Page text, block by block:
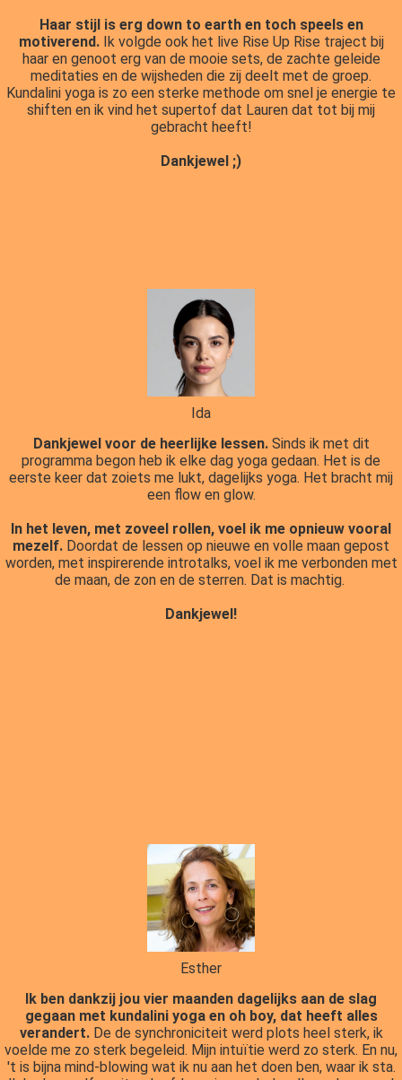
Haar stijl is erg down to earth en toch speels en
motiverend.Ik volgde ook het live Rise Up Rise traject bij
haar en genoot erg van de mooie sets, de zachte geleide
meditaties en de wijsheden die zij deelt met de groep.
Kundalini yoga is zo een sterke methode om snel je energie te
shiften en ik vind het supertof dat Lauren dat tot bij mij
gebracht heeft!
Dankjewel ;)
Ida
Dankjewel voor de heerlijke lessen.Sinds ik met dit
programma begon heb ik elke dag yoga gedaan. Het is de
eerste keer dat zoiets me lukt, dagelijks yoga. Het bracht mij
een flow en glow.
In het leven, met zoveel rollen, voel ik me opnieuw vooral
mezelf. Doordat de lessen op nieuwe en volle maan gepost
worden, met inspirerende introtalks, voel ik me verbonden met
de maan, de zon en de sterren. Dat is machtig.
Dankjewel!
Esther
Ik ben dankzij jou vier maanden dagelijks aan de slag
gegaan met kundalini yoga en oh boy, dat heeft alles
verandert.De de synchroniciteit werd plots heel sterk, ik
voelde me zo sterk begeleid. Mijn intuïtie werd zo sterk. En nu,
't is bijna mind-blowing wat ik nu aan het doen ben, waar ik sta.